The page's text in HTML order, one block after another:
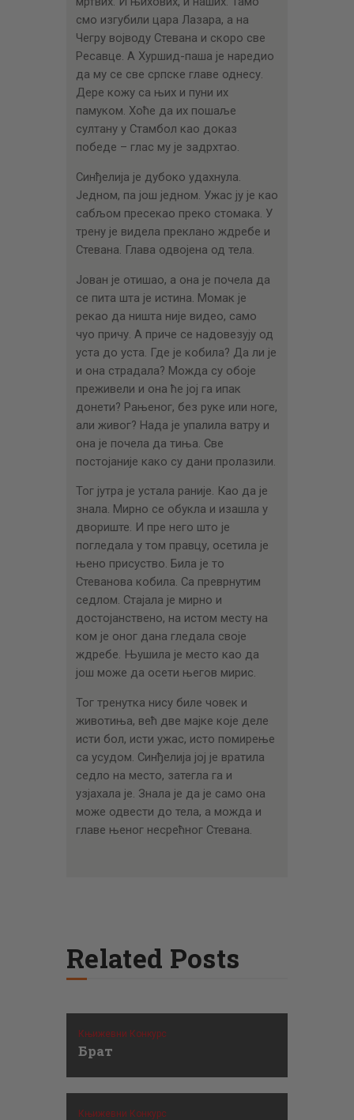
смо изгубили цара Лазара, а на
Чегру војводу Стевана и скоро све
Ресавце. А Хуршид-паша је наредио
да му се све српске главе однесу.
Дере кожу са њих и пуни их
памуком. Хоће да их пошаље
султану у Стамбол као доказ
победе – глас му је задрхтао.
Синђелија је дубоко удахнула.
Једном, па још једном. Ужас ју је као
сабљом пресекао преко стомака. У
трену је видела преклано ждребе и
Стевана. Глава одвојена од тела.
Јован је отишао, а она је почела да
се пита шта је истина. Момак је
рекао да ништа није видео, само
чуо причу. А приче се надовезују од
уста до уста. Где је кобила? Да ли је
и она страдала? Можда су обоје
преживели и она ће јој га ипак
донети? Рањеног, без руке или ноге,
али живог? Нада је упалила ватру и
она је почела да тиња. Све
постојаније како су дани пролазили.
Тог јутра је устала раније. Као да је
знала. Мирно се обукла и изашла у
двориште. И пре него што је
погледала у том правцу, осетила је
њено присуство. Била је то
Стеванова кобила. Са преврнутим
седлом. Стајала је мирно и
достојанствено, на истом месту на
ком је оног дана гледала своје
ждребе. Њушила је место као да
још може да осети његов мирис.
Тог тренутка нису биле човек и
животиња, већ две мајке које деле
исти бол, исти ужас, исто помирење
са усудом. Синђелија јој је вратила
седло на место, затегла га и
узјахала је. Знала је да је само она
може одвести до тела, а можда и
главе њеног несрећног Стевана.
Related Posts
Књижевни Конкурс
Брат
Књижевни Конкурс